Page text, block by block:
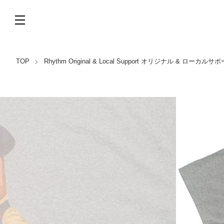
TOP Rhythm Original & Local Support オリジナル & ローカルサポ